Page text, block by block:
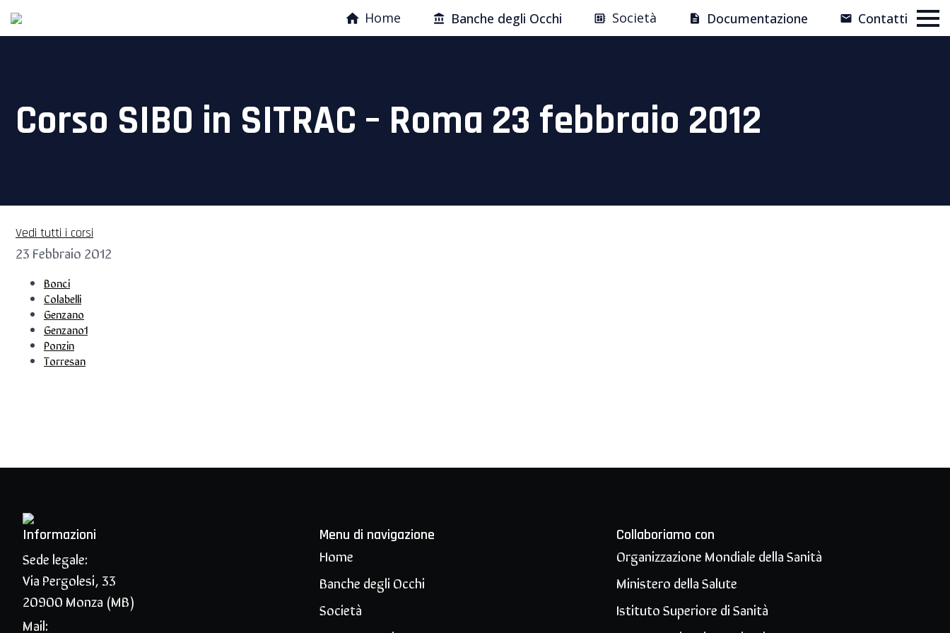
Home Banche degli Occhi Società Documentazione Contatti
Corso SIBO in SITRAC – Roma 23 febbraio 2012
Vedi tutti i corsi
23 Febbraio 2012
Bonci
Colabelli
Genzano
Genzano1
Ponzin
Torresan
Informazioni
Sede legale:
Via Pergolesi, 33
20900 Monza (MB)
Mail:
Menu di navigazione
Home
Banche degli Occhi
Società
Collaboriamo con
Organizzazione Mondiale della Sanità
Ministero della Salute
Istituto Superiore di Sanità